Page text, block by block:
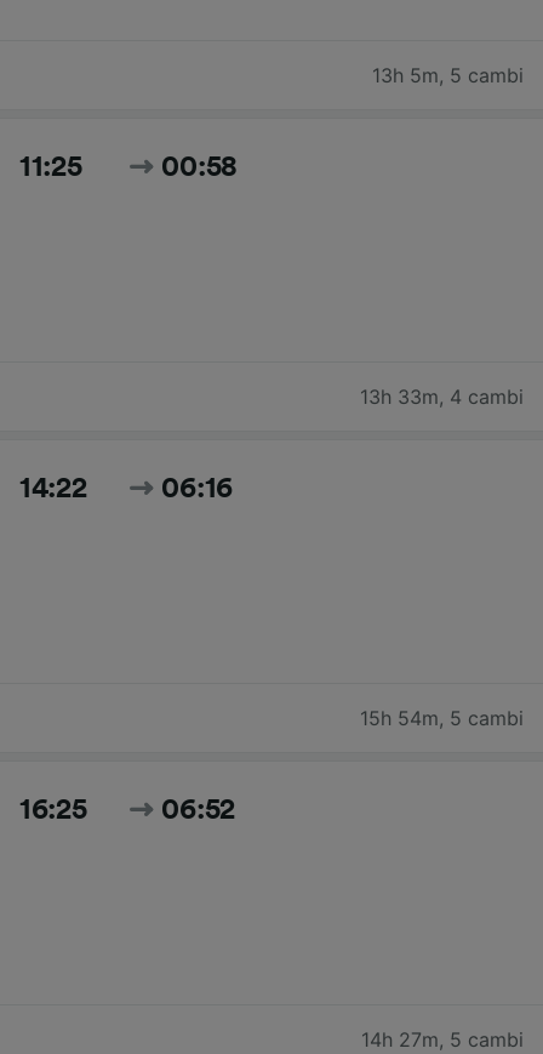
13h 5m, 5 cambi
11:25 00:58
13h 33m, 4 cambi
14:22 06:16
15h 54m, 5 cambi
16:25 06:52
14h 27m, 5 cambi